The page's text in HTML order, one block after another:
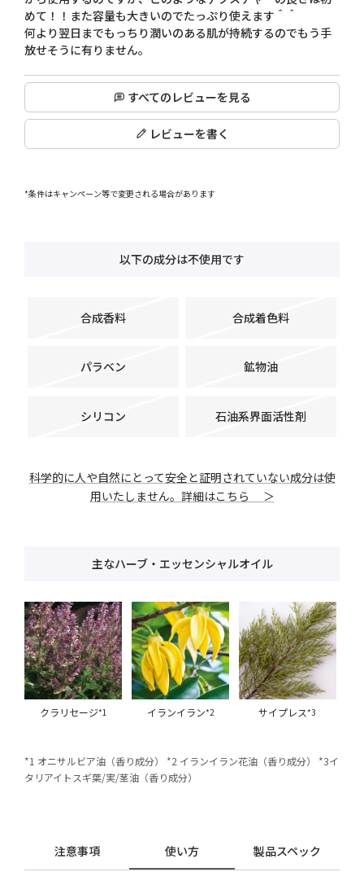
めて！！また容量も大きいのでたっぷり使えます＾＾
何より翌日までもっちり潤いのある肌が持続するのでもう手
放せそうに有りません。
すべてのレビューを見る
レビューを書く
*条件はキャンペーン等で変更される場合があります
以下の成分は不使用です
合成香料 合成着色料
パラベン 鉱物油
シリコン 石油系界面活性剤
科学的に人や自然にとって安全と証明されていない成分は使
用いたしません。詳細はこちら ＞
主なハーブ・エッセンシャルオイル
クラリセージ*1 イランイラン*2 サイプレス*3
*1 オニサルビア油（香り成分） *2 イランイラン花油（香り成分） *3イ
タリアイトスギ葉/実/茎油（香り成分）
注意事項 使い方 製品スペック